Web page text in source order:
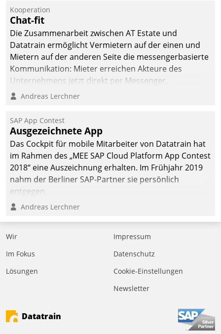
Kooperation
Chat-fit
Die Zusammenarbeit zwischen AT Estate und
Datatrain ermöglicht Vermietern auf der einen und
Mietern auf der anderen Seite die messengerbasierte
Kommunikation: Mieter erreichen Akteure des
Unternehmens jetzt direkt per Messenger,
Mitarbeiter oder Dienstleister empfangen oder
Andreas Lerchner
SAP App Contest
Ausgezeichnete App
Das Cockpit für mobile Mitarbeiter von Datatrain hat
im Rahmen des „MEE SAP Cloud Platform App Contest
2018“ eine Auszeichnung erhalten. Im Frühjahr 2019
nahm der Berliner SAP-Partner sie persönlich
entgegen.
Andreas Lerchner
Wir
Im Fokus
Lösungen
Impressum
Datenschutz
Cookie-Einstellungen
Newsletter
Datatrain